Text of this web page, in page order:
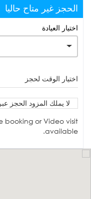
الحجز غير متاح حاليا
اختيار العيادة
اختيار الوقت لحجز
لا يملك المزود الحجز
booking or Video visit
available.